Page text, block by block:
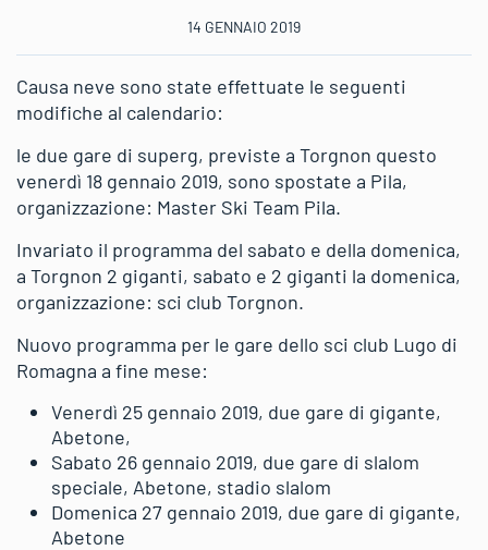
14 GENNAIO 2019
Causa neve sono state effettuate le seguenti
modifiche al calendario:
le due gare di superg, previste a Torgnon questo
venerdì 18 gennaio 2019, sono spostate a Pila,
organizzazione: Master Ski Team Pila.
Invariato il programma del sabato e della domenica,
a Torgnon 2 giganti, sabato e 2 giganti la domenica,
organizzazione: sci club Torgnon.
Nuovo programma per le gare dello sci club Lugo di
Romagna a fine mese:
Venerdì 25 gennaio 2019, due gare di gigante,
Abetone,
Sabato 26 gennaio 2019, due gare di slalom
speciale, Abetone, stadio slalom
Domenica 27 gennaio 2019, due gare di gigante,
Abetone